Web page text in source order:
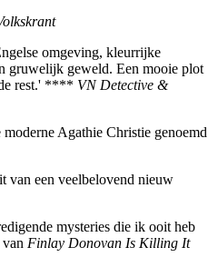
omgeving, kleurrijke
gruwelijk geweld. Een mooie plot
rest.' **** VN Detective &
Agathie Christie genoemd
van een veelbelovend nieuw
mysteries die ik ooit heb
Finlay Donovan Is Killing It